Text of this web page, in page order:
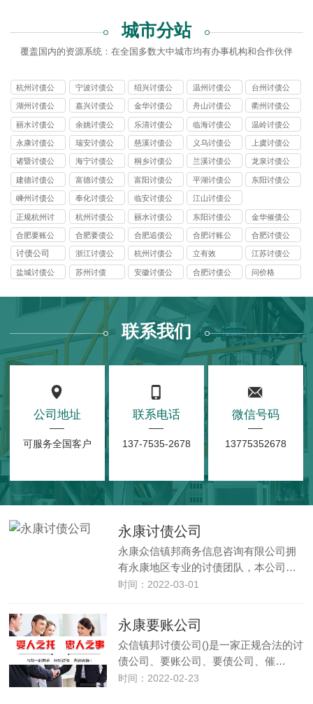
城市分站
覆盖国内的资源系统：在全国多数大中城市均有办事机构和合作伙伴
杭州讨债公
司
宁波讨债公
司
绍兴讨债公
司
温州讨债公
司
台州讨债公
司
湖州讨债公
司
嘉兴讨债公
司
金华讨债公
司
舟山讨债公
司
衢州讨债公
司
丽水讨债公
司
余姚讨债公
司
乐清讨债公
司
临海讨债公
司
温岭讨债公
司
永康讨债公
司
瑞安讨债公
司
慈溪讨债公
司
义乌讨债公
司
上虞讨债公
司
诸暨讨债公
司
海宁讨债公
司
桐乡讨债公
司
兰溪讨债公
司
龙泉讨债公
司
建德讨债公
司
富德讨债公
司
富阳讨债公
司
平湖讨债公
司
东阳讨债公
嵊州讨债公
司
奉化讨债公
司
临安讨债公
司
江山讨债公
司
正规杭州讨
债公司
杭州讨债公
司
丽水讨债公
司
东阳讨债公
司
金华催债公
司
合肥要账公
司
合肥要债公
司
合肥追债公
司
合肥讨账公
司
合肥讨债公
司
讨债公司
浙江讨债公
司
杭州讨债公
司
立有效
江苏讨债公
司
盐城讨债公
苏州讨债
安徽讨债公
合肥讨债公
问价格
联系我们
公司地址
可服务全国客户
联系电话
137-7535-2678
微信号码
13775352678
永康讨债公司
永康众信镇邦商务信息咨询有限公司拥
有永康地区专业的讨债团队，本公司…
时间：2022-03-01
永康要账公司
众信镇邦讨债公司()是一家正规合法的讨
债公司、要账公司、要债公司、催…
时间：2022-02-23